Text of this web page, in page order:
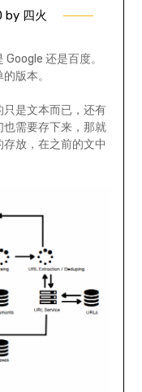
by 四火
还是百度。
版本。
是文本而已，还有
需要存下来，那就
放，在之前的文中